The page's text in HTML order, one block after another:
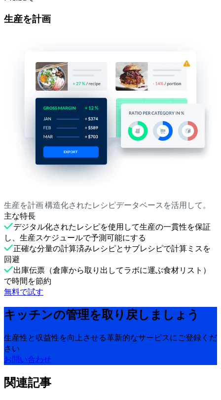
生産を計画
生産を計画 構造化されたレシピデータベースを活用して。
主な特長
デジタル化されたレシピを使用して生産の一貫性を保証
し、生産スケジュールで予測可能にする
正確な分量の計算済みレシピとサブレシピで計算ミスを
回避
出庫伝票（倉庫から取り出してラボに運ぶ食材リスト）
で時間を節約
無料で試す
キッチンの管理を取り戻しましょう
生産性と収益性を向上させる革新的なサービスにご登録くだ
さい
お問い合わせ
関連記事